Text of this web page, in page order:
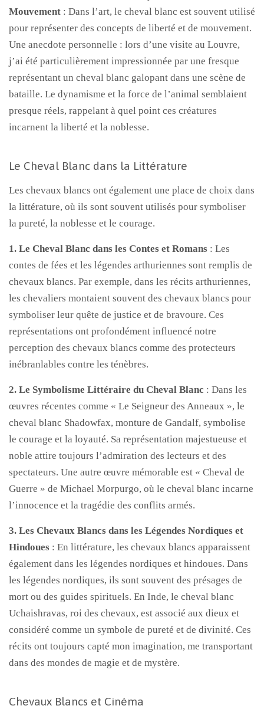
Mouvement : Dans l’art, le cheval blanc est souvent utilisé
pour représenter des concepts de liberté et de mouvement.
Une anecdote personnelle : lors d’une visite au Louvre,
j’ai été particulièrement impressionnée par une fresque
représentant un cheval blanc galopant dans une scène de
bataille. Le dynamisme et la force de l’animal semblaient
presque réels, rappelant à quel point ces créatures
incarnent la liberté et la noblesse.
Le Cheval Blanc dans la Littérature
Les chevaux blancs ont également une place de choix dans
la littérature, où ils sont souvent utilisés pour symboliser
la pureté, la noblesse et le courage.
1. Le Cheval Blanc dans les Contes et Romans : Les
contes de fées et les légendes arthuriennes sont remplis de
chevaux blancs. Par exemple, dans les récits arthuriennes,
les chevaliers montaient souvent des chevaux blancs pour
symboliser leur quête de justice et de bravoure. Ces
représentations ont profondément influencé notre
perception des chevaux blancs comme des protecteurs
inébranlables contre les ténèbres.
2. Le Symbolisme Littéraire du Cheval Blanc : Dans les
œuvres récentes comme « Le Seigneur des Anneaux », le
cheval blanc Shadowfax, monture de Gandalf, symbolise
le courage et la loyauté. Sa représentation majestueuse et
noble attire toujours l’admiration des lecteurs et des
spectateurs. Une autre œuvre mémorable est « Cheval de
Guerre » de Michael Morpurgo, où le cheval blanc incarne
l’innocence et la tragédie des conflits armés.
3. Les Chevaux Blancs dans les Légendes Nordiques et
Hindoues : En littérature, les chevaux blancs apparaissent
également dans les légendes nordiques et hindoues. Dans
les légendes nordiques, ils sont souvent des présages de
mort ou des guides spirituels. En Inde, le cheval blanc
Uchaishravas, roi des chevaux, est associé aux dieux et
considéré comme un symbole de pureté et de divinité. Ces
récits ont toujours capté mon imagination, me transportant
dans des mondes de magie et de mystère.
Chevaux Blancs et Cinéma